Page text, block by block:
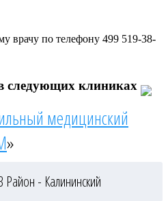
врачу по телефону 499 519-38-
следующих клиниках
медицинский
»
Район - Калининский